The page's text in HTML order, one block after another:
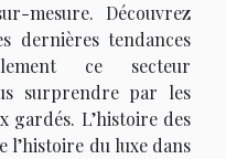
mesure. Découvrez
dernières tendances
ce secteur
surprendre par les
gardés. L’histoire des
l’histoire du luxe dans